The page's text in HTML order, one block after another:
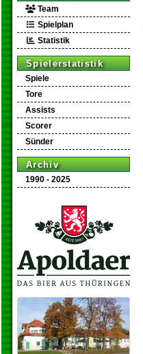
Team
Spielplan
Statistik
Spielerstatistik
Spiele
Tore
Assists
Scorer
Sünder
Archiv
1990 - 2025